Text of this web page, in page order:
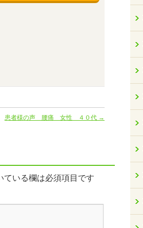
患者様の声 腰痛 女性 ４０代 →
ている欄は必須項目です